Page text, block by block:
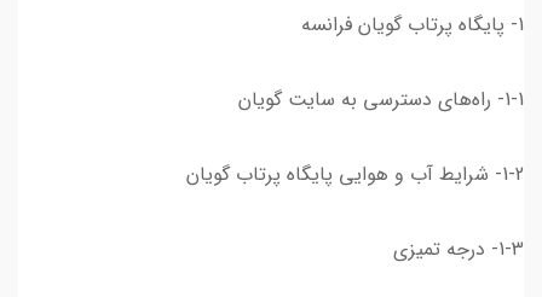
1- پایگاه پرتاب گویان فرانسه
1-1- راه‌های دسترسی به سایت گویان
1-2- شرایط آب و هوایی پایگاه پرتاب گویان
1-3- درجه تمیزی